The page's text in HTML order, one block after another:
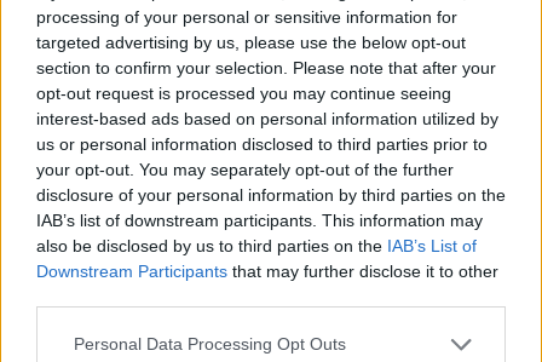
processing of your personal or sensitive information for
targeted advertising by us, please use the below opt-out
section to confirm your selection. Please note that after your
opt-out request is processed you may continue seeing
interest-based ads based on personal information utilized by
us or personal information disclosed to third parties prior to
your opt-out. You may separately opt-out of the further
disclosure of your personal information by third parties on the
IAB’s list of downstream participants. This information may
also be disclosed by us to third parties on the IAB’s List of
Downstream Participants that may further disclose it to other
Personal Data Processing Opt Outs
Ανάπτυξε τις δεξιότητες σου
μάθετε περισσότερα